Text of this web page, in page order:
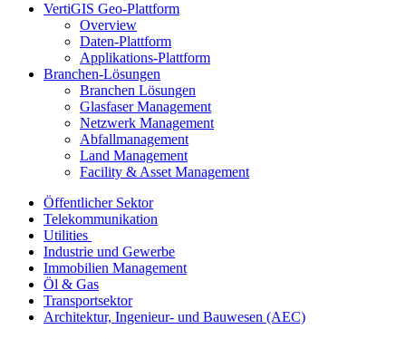
VertiGIS Geo-Plattform
Overview
Daten-Plattform
Applikations-Plattform
Branchen-Lösungen
Branchen Lösungen
Glasfaser Management
Netzwerk Management
Abfallmanagement
Land Management
Facility & Asset Management
Öffentlicher Sektor
Telekommunikation
Utilities
Industrie und Gewerbe
Immobilien Management
Öl & Gas
Transportsektor
Architektur, Ingenieur- und Bauwesen (AEC)